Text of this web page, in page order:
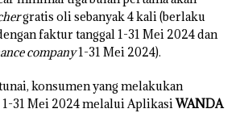
gratis oli sebanyak 4 kali (berlaku
faktur tanggal 1-31 Mei 2024 dan
company1-31 Mei 2024).
konsumen yang melakukan
1-31 Mei 2024 melalui AplikasiWANDA